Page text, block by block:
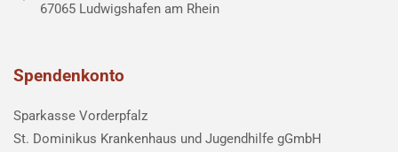
67065 Ludwigshafen am Rhein
Spendenkonto
Sparkasse Vorderpfalz
St. Dominikus Krankenhaus und Jugendhilfe gGmbH